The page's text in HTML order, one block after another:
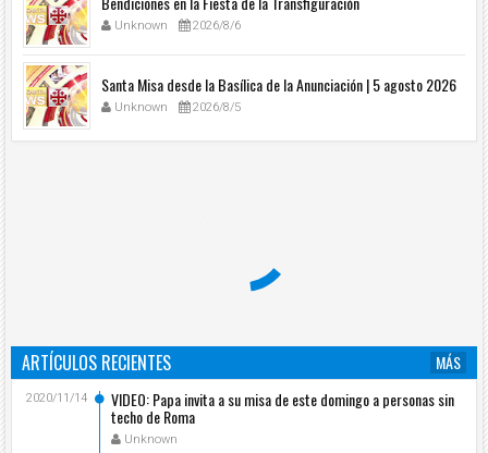
Unknown 2026/8/6
Santa Misa desde la Basílica de la Anunciación | 5 agosto 2026
Unknown 2026/8/5
ARTÍCULOS RECIENTES
MÁS
VIDEO: Papa invita a su misa de este domingo a personas sin
techo de Roma
Unknown
2020/11/14